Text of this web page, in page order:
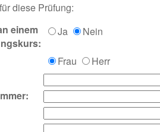
diese Prüfung:
einem
Ja Nein
Frau
Herr